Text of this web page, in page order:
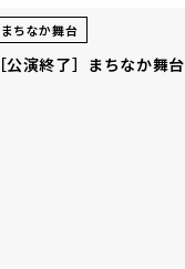
まちなか舞台
［公演終了］まちなか舞台